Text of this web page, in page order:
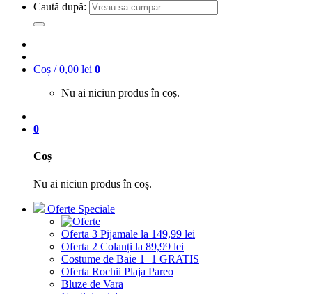
Caută după:
Coș /0,00 lei 0
Nu ai niciun produs în coș.
0
Coș
Nu ai niciun produs în coș.
Oferte Speciale
Oferta 3 Pijamale la 149,99 lei
Oferta 2 Colanți la 89,99 lei
Costume de Baie 1+1 GRATIS
Oferta Rochii Plaja Pareo
Bluze de Vara